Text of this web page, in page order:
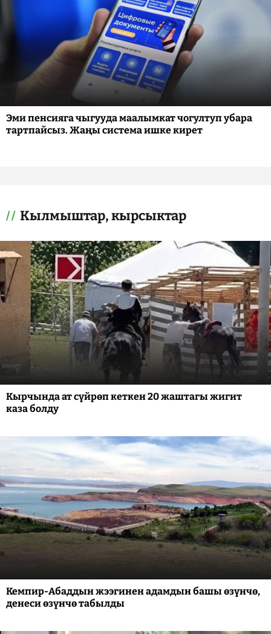
Эми пенсияга чыгууда маалымкат чогултуп убара
тартпайсыз. Жаңы система ишке кирет
Кылмыштар, кырсыктар
Кырчында ат сүйрөп кеткен 20 жаштагы жигит
каза болду
Кемпир-Абаддын жээгинен адамдын башы өзүнчө,
денеси өзүнчө табылды